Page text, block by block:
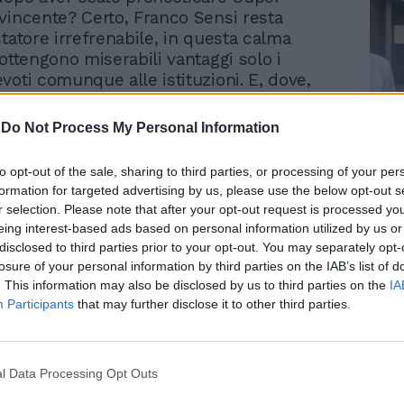
Do Not Process My Personal Information
opt-out of the sale, sharing to third parties, or processing of your
for targeted advertising by us, please use the below opt-out
selection. Please note that after your opt-out request is processed
interest-based ads based on personal information utilized by us
to third parties prior to your opt-out. You may separately
of your personal information by third parties on the IAB’s list of
This information may also be disclosed by us to third parties on the
Participants that may further disclose it to other third parties.
Data Processing Opt Outs
Certo, Franco Sensi resta
irrefrenabile, in questa calma
miserabili vantaggi solo i
comunque alle istituzioni. E, dove,
Fabio Capello privilegia soluzioni
e quieto vivere, lanciando la moda
protetti per depistare le telecamere
il guardalinee Michele Ivaldi accomunati
che farà tendenza ovunque, pure
indebitati dovettero accettare
moviole e movioloni nel degrado
Meglio allora recuperare un po' di
la mano sulla bocca per rendere
sfoghi chissà quanto scandalosi. E
Beccalossi ci ride sopra, immaginando
vanto riequilibrante del salotto
Rudy Giuliani a Come States?
Trump, Meloni e la strategia
americana